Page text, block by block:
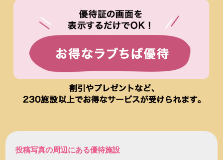
投稿写真の周辺にある優待施設